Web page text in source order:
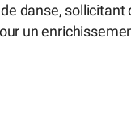
danse, sollicitant
un